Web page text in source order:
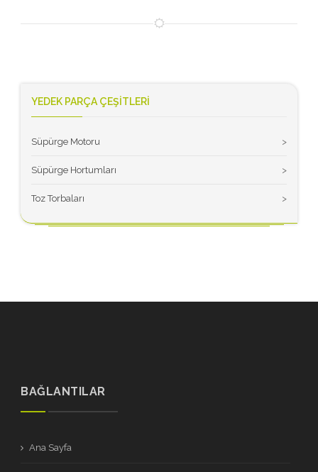
YEDEK PARÇA ÇEŞİTLERİ
Süpürge Motoru >
Süpürge Hortumları >
Toz Torbaları >
BAĞLANTILAR
Ana Sayfa